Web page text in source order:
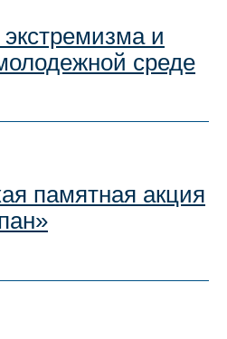
и
среде
памятная акция